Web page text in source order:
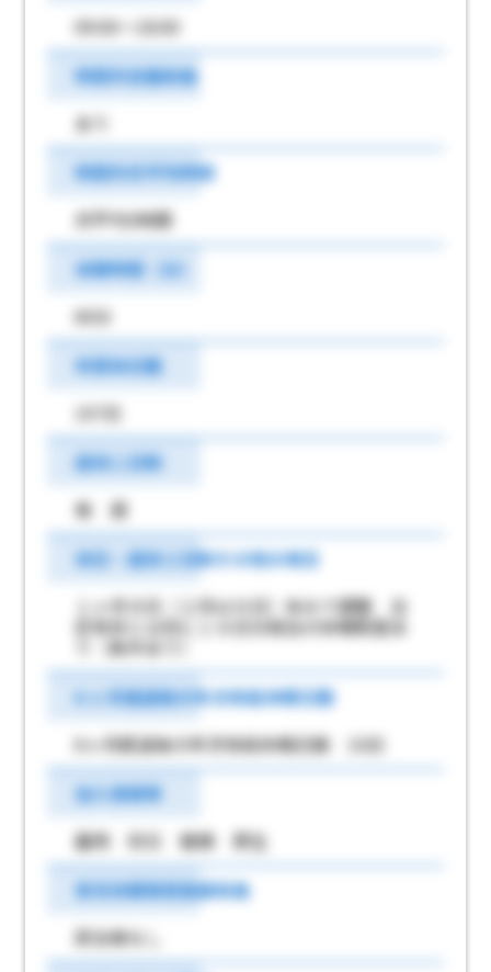
09:00～18:00
時間外労働有無
あり
時間外月平均時間
月平均5時間
休憩時間（分）
60分
年間休日数
107日
週休二日制
毎 週
休日・週休２日制その他の場合
１ヶ月９日（２月は８日）休みで調整 法
定有休とは別に１８日分相当の休暇制度あ
6 ヶ月経過後の年次有給休暇日数
6ヶ月経過後の年次有給休暇日数 10日
加入保険等
雇用 労災 健康 厚生
育児休業取得実績有無
該当者なし